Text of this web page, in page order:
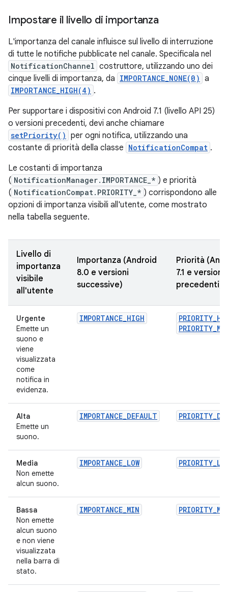
Impostare il livello di importanza
L'importanza del canale influisce sul livello di interruzione
di tutte le notifiche pubblicate nel canale. Specificala nel
NotificationChannel costruttore, utilizzando uno dei
cinque livelli di importanza, da IMPORTANCE_NONE(0) a
IMPORTANCE_HIGH(4) .
Per supportare i dispositivi con Android 7.1 (livello API 25)
o versioni precedenti, devi anche chiamare
setPriority() per ogni notifica, utilizzando una
costante di priorità della classe NotificationCompat .
Le costanti di importanza
( NotificationManager.IMPORTANCE_* ) e priorità
( NotificationCompat.PRIORITY_* ) corrispondono alle
opzioni di importanza visibili all'utente, come mostrato
nella tabella seguente.
Livello di
importanza
visibile
all'utente
Importanza (Android
8.0 e versioni
successive)
Priorità
7.1 e versioni
precedenti)
Urgente
Emette un
suono e
viene
visualizzata
come
notifica in
evidenza.
IMPORTANCE_HIGH
Alta
Emette un
suono.
IMPORTANCE_DEFAULT
Media
Non emette
alcun suono.
IMPORTANCE_LOW
Bassa
Non emette
alcun suono
e non viene
visualizzata
nella barra di
stato.
IMPORTANCE_MIN